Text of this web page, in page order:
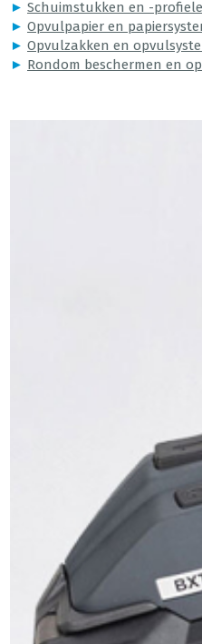
► Schuimstukken en -
► Opvulpapier en
► Opvulzakken en
► Rondom beschermen en